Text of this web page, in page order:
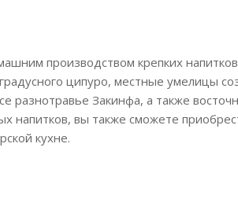
производством крепких
ципуро, местные умелицы
разнотравье Закинфа, а также
напитков, вы также сможете
кухне.